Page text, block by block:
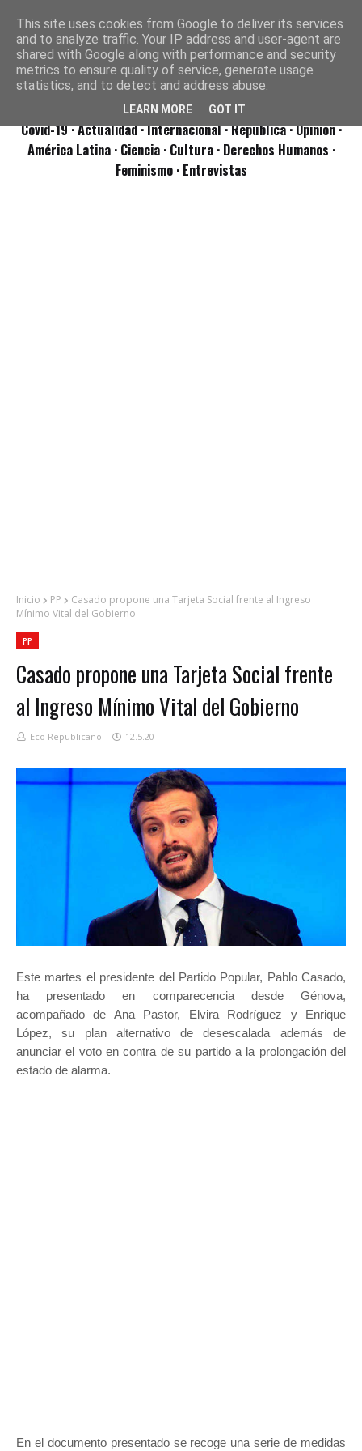
Covid-19· Actualidad· Internacional· República· Opinión·
América Latina · Ciencia · Cultura · Derechos Humanos ·
Feminismo · Entrevistas
Inicio PP
Casado propone una Tarjeta Social frente al Ingreso
Mínimo Vital del Gobierno
PP
Casado propone una Tarjeta Social frente
al Ingreso Mínimo Vital del Gobierno
Eco Republicano 12.5.20
Este martes el presidente del Partido Popular, Pablo Casado,
ha presentado en comparecencia desde Génova,
acompañado de Ana Pastor, Elvira Rodríguez y Enrique
López, su plan alternativo de desescalada además de
anunciar el voto en contra de su partido a la prolongación del
estado de alarma.
En el documento presentado se recoge una serie de medidas
This site uses cookies from Google to deliver its services
and to analyze traffic. Your IP address and user-agent are
shared with Google along with performance and security
metrics to ensure quality of service, generate usage
statistics, and to detect and address abuse.
LEARN MORE GOT IT